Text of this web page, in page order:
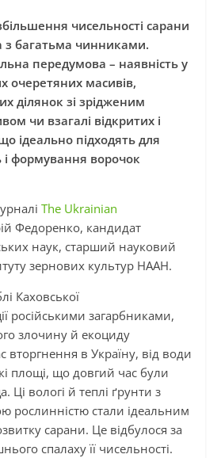
чисельності сарани
з багатьма чинниками.
передумова – наявність у
очеретяних масивів,
ділянок зі зрідженим
чи взагалі відкритих і
ідеально підходять для
і формування ворочок
The Ukrainian
Федоренко, кандидат
наук, старший науковий
зернових культур НААН.
Каховської
російськими загарбниками,
злочину й екоциду
вторгнення в Україну, від води
площі, що довгий час були
вологі й теплі ґрунти з
рослинністю стали ідеальним
сарани. Це відбулося за
спалаху її чисельності.